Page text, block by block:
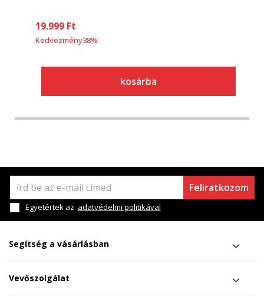
19.999 Ft
Kedvezmény38%
kosárba
Feliratkozom
Egyetértek az adatvédelmi politikával
Segítség a vásárlásban
Vevőszolgálat